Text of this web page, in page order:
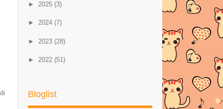
► 2025 (3)
► 2024 (7)
► 2023 (28)
► 2022 (51)
►2020(57)
Bloglist